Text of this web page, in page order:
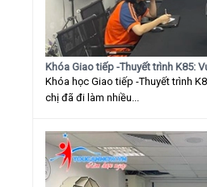
Khóa Giao tiếp -Thuyết trình K85:
Khóa học Giao tiếp -Thuyết trình
chị đã đi làm nhiều...